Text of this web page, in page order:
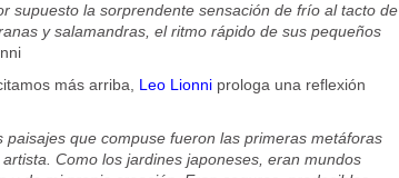
supuesto la sorprendente sensación de frío al tacto de
y salamandras, el ritmo rápido de sus pequeños
más arriba, Leo Lionni prologa una reflexión
paisajes que compuse fueron las primeras metáforas
Como los jardines japoneses, eran mundos